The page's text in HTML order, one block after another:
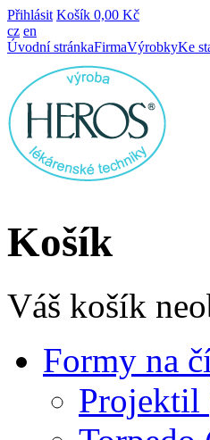
Přihlásit Košík 0,00 Kč
cz en
Úvodní stránkaFirmaVýrobkyKe
Košík
Váš košík
Formy na
Projektil